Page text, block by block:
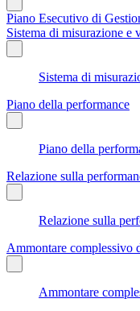
Piano Esecutivo di
Sistema di misurazione e
Sistema di
Piano della performance
Piano della
Relazione sulla
Relazione sulla
Ammontare complessivo
Ammontare